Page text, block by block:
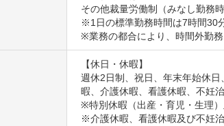
その他裁量労働制（みなし勤務
※1日の標準勤務時間は7時間30
※業務の都合により、時間外勤
【休日・休暇】
週休2日制、祝日、年末年始休
暇、介護休暇、看護休暇、不妊
※特別休暇（出産・育児・生理
※介護休暇、看護休暇及び不妊